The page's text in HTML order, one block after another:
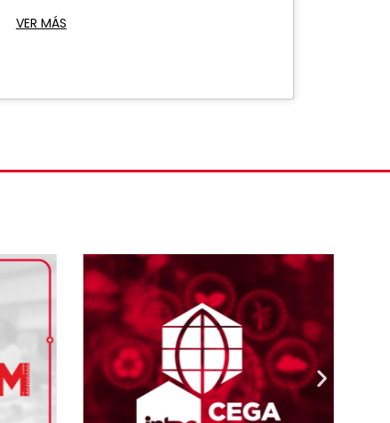
VER MÁS